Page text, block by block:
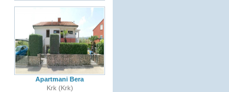
Apartmani Bera
Krk (Krk)